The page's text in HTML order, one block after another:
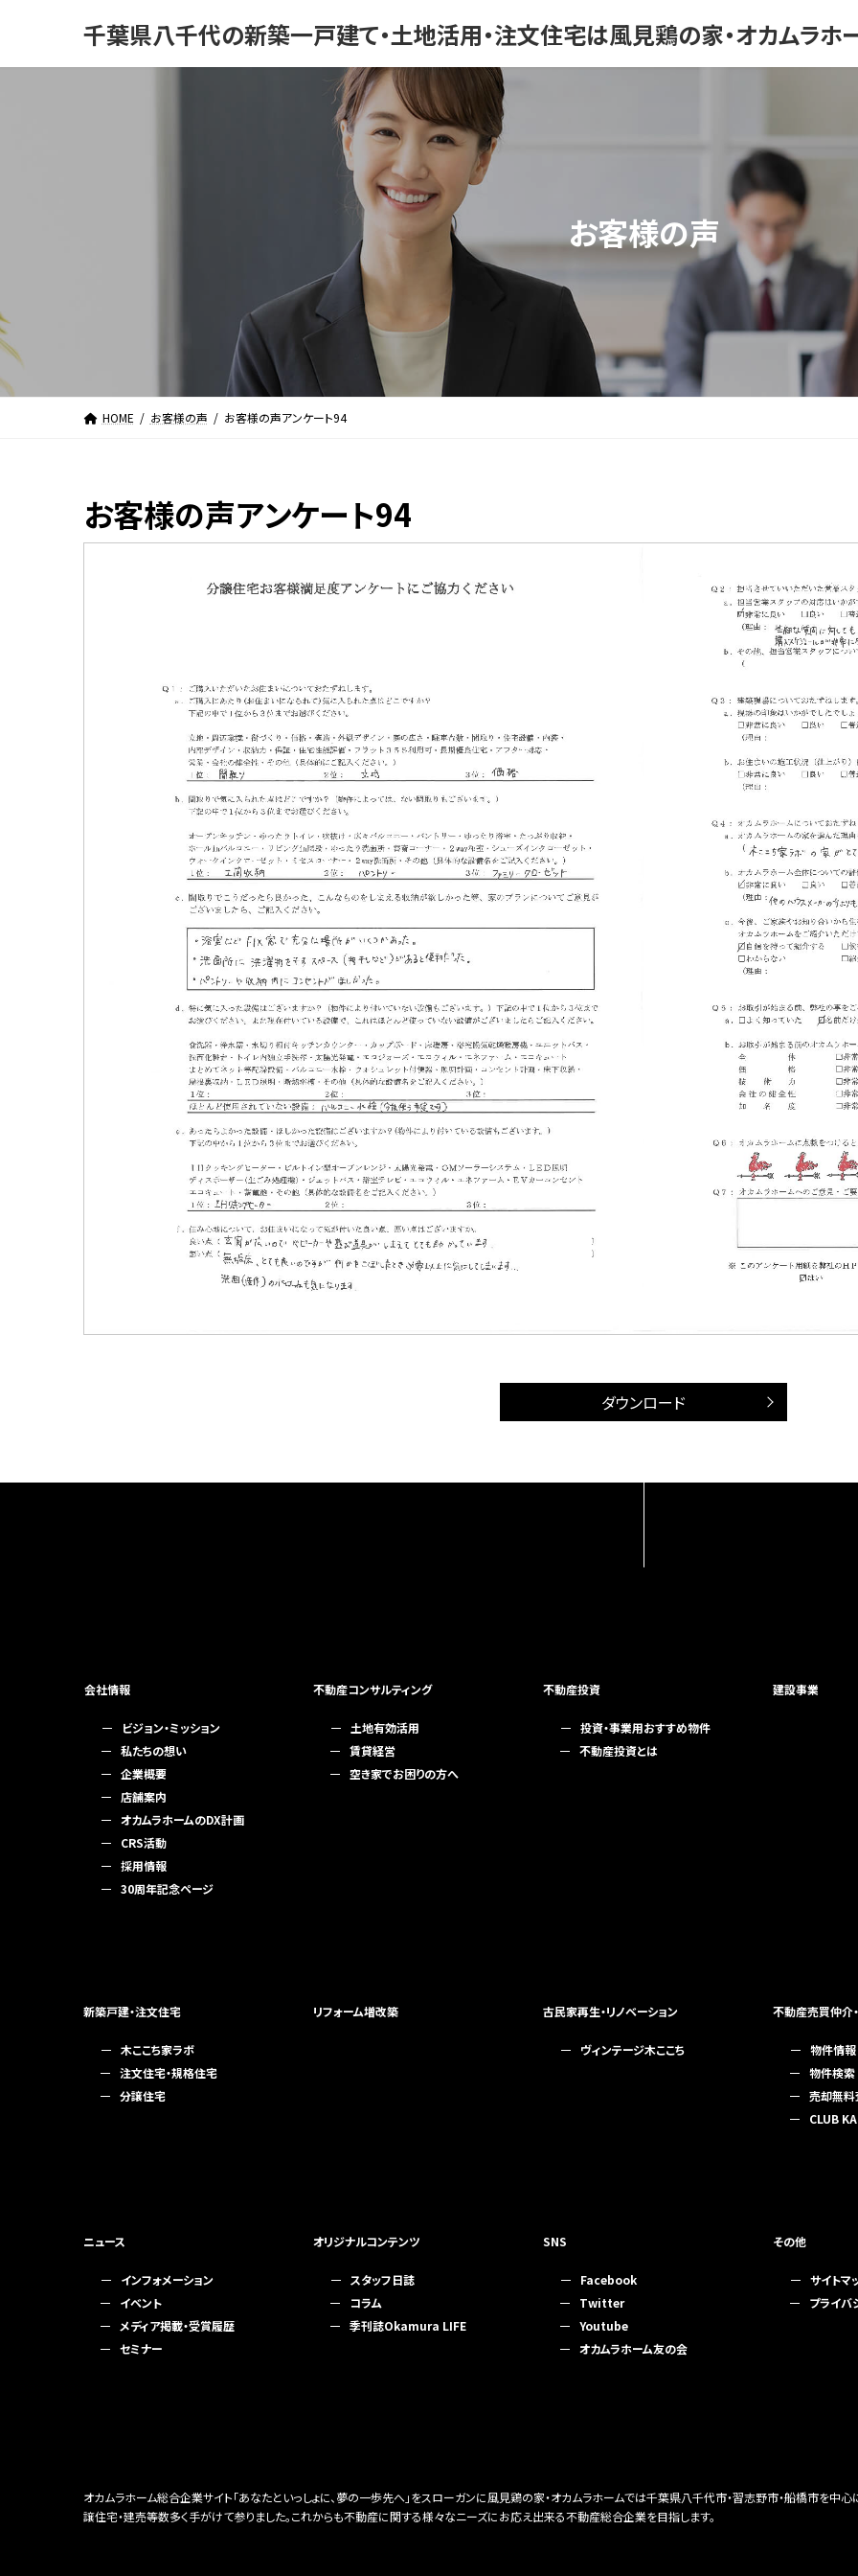
千葉県八千代の新築一戸建て・土地活用・注文住宅は風見鶏の家・オカムラホ
お客様の声
HOME お客様の声 お客様の声アンケート94
お客様の声アンケート94
ダウンロード
会社情報
ビジョン・ミッション
私たちの想い
企業概要
店舗案内
オカムラホームのDX計画
CRS活動
採用情報
30周年記念ページ
不動産コンサルティング
土地有効活用
賃貸経営
空き家でお困りの方へ
不動産投資
投資・事業用おすすめ物件
不動産投資とは
建設事業
新築戸建・注文住宅
木ここち家ラボ
注文住宅・規格住宅
分譲住宅
リフォーム増改築 古民家再生・リノベーション
ヴィンテージ木ここち
不動産売買仲介
物件情報
物件検索
売却無料
CLUB
ニュース
インフォメーション
イベント
メディア掲載・受賞履歴
セミナー
オリジナルコンテンツ
スタッフ日誌
コラム
季刊誌Okamura LIFE
SNS
Facebook
Twitter
Youtube
オカムラホーム友の会
その他
サイトマ
プライバ
オカムラホーム総合企業サイト「あなたといっしょに、夢の一歩先へ」をスローガンに風見鶏の家・オカムラホームでは千葉県八千代市・習志野市・船橋市を中
譲住宅・建売等数多く手がけて参りました。これからも不動産に関する様々なニーズにお応え出来る不動産総合企業を目指します。